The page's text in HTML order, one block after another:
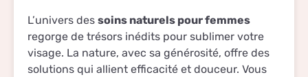
L’univers des soins naturels pour femmes
regorge de trésors inédits pour sublimer votre
visage. La nature, avec sa générosité, offre des
solutions qui allient efficacité et douceur. Vous